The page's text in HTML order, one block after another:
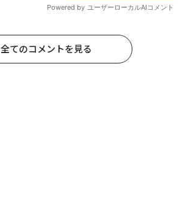
全てのコメントを見る